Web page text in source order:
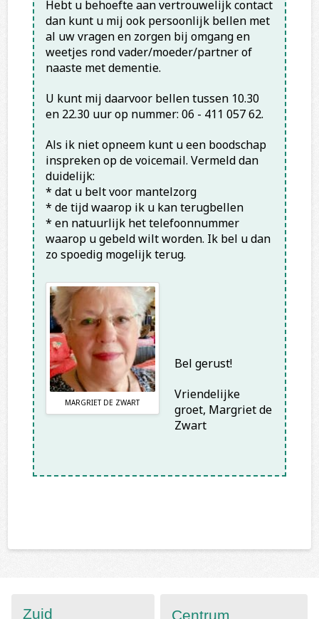
Hebt u behoefte aan vertrouwelijk contact
dan kunt u mij ook persoonlijk bellen met
al uw vragen en zorgen bij omgang en
weetjes rond vader/moeder/partner of
naaste met dementie.
U kunt mij daarvoor bellen tussen 10.30
en 22.30 uur op nummer: 06 - 411 057 62.
Als ik niet opneem kunt u een boodschap
inspreken op de voicemail. Vermeld dan
duidelijk:
* dat u belt voor mantelzorg
* de tijd waarop ik u kan terugbellen
* en natuurlijk het telefoonnummer
waarop u gebeld wilt worden. Ik bel u dan
zo spoedig mogelijk terug.
MARGRIET DE ZWART
Bel gerust!
Vriendelijke
groet, Margriet de
Zwart
Zuid Centrum